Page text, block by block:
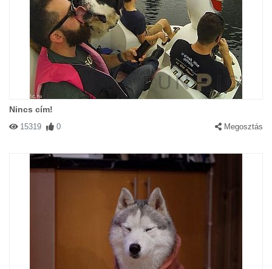
Nincs cím!
15319 0 Megosztás